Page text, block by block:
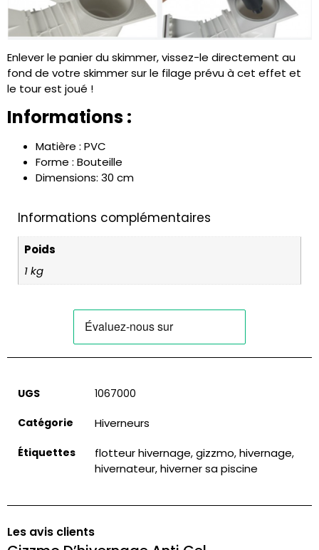
Enlever le panier duskimmer, vissez-le directement au
fond de votre skimmersur le filage prévu à cet effet et
le tour est joué !
Informations :
Matière : PVC
Forme : Bouteille
Dimensions: 30 cm
Informations complémentaires
Poids
1 kg
UGS 1067000
Catégorie Hiverneurs
Étiquettes flotteur hivernage, gizzmo, hivernage,
hivernateur, hiverner sa piscine
Les avis clients